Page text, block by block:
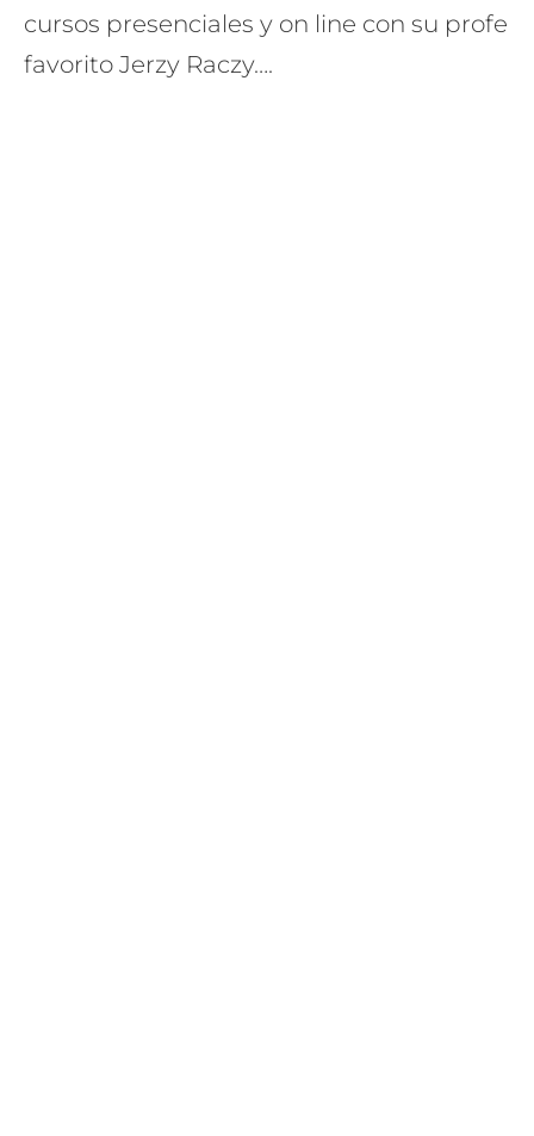
cursos presenciales y on line con su profe
favorito Jerzy Raczy….